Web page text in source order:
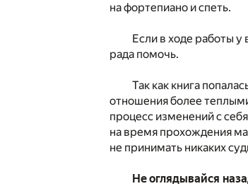
на фортепиано и спеть.
Если в ходе работы у
рада помочь.
Так как книга
отношения более
процесс изменений с
на время прохождения
не принимать никаких
Не оглядывайся